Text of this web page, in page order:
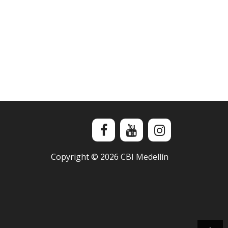
Copyright © 2026 CBI Medellín